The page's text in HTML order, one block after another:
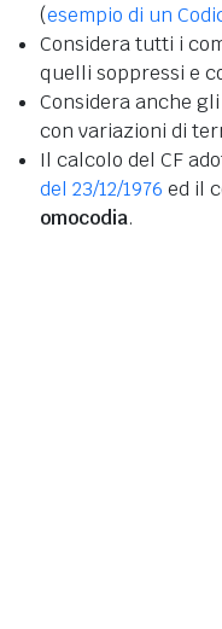
(esempio di un
Considera tutti i
quelli soppressi e
Considera anche gli
con variazioni di
Il calcolo del CF
del 23/12/1976 ed il
omocodia.